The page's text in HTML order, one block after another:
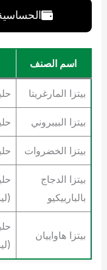
اسم الصنف
بيتزا المارغريتا
بيتزا البيبروني
بيتزا الخضروات
بيتزا الدجاج
بالباربيكيو
بيتزا هاواييان